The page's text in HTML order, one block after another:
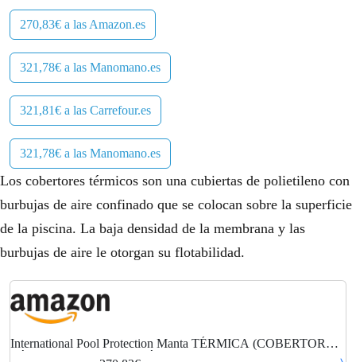
270,83€ a las Amazon.es
321,78€ a las Manomano.es
321,81€ a las Carrefour.es
321,78€ a las Manomano.es
Los cobertores térmicos son una cubiertas de polietileno con
burbujas de aire confinado que se colocan sobre la superficie
de la piscina. La baja densidad de la membrana y las
burbujas de aire le otorgan su flotabilidad.
International Pool Protection Manta TÉRMICA (COBERTOR
TÉRMICO-Cubierta ISOTÉRMICA-TOLDO para Piscina) DE